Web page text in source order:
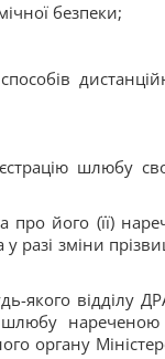
безпеки;
шлюбу
про його (її)
разі зміни
якого відділу
органу